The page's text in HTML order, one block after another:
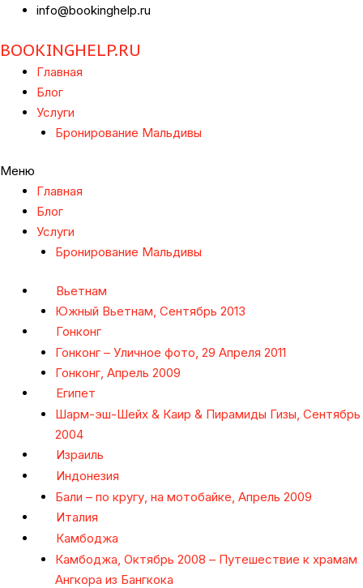
info@bookinghelp.ru
BOOKINGHELP.RU
Главная
Блог
Услуги
Бронирование Мальдивы
Меню
Главная
Блог
Услуги
Бронирование Мальдивы
Вьетнам
Южный Вьетнам, Сентябрь 2013
Гонконг
Гонконг – Уличное фото, 29 Апреля 2011
Гонконг, Апрель 2009
Египет
Шарм-эш-Шейх & Каир & Пирамиды Гизы, Сентябрь
2004
Израиль
Индонезия
Бали – по кругу, на мотобайке, Апрель 2009
Италия
Камбоджа
Камбоджа, Октябрь 2008 – Путешествие к храмам
Ангкора из Бангкока